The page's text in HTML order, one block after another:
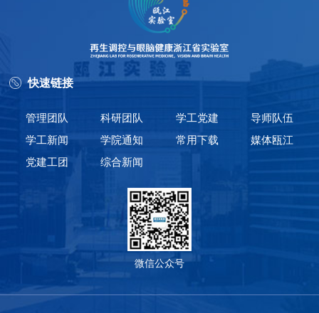
快速链接
管理团队 科研团队 学工党建
导师队伍
学工新闻
学院通知 常用下载
媒体瓯江
党建工团
综合新闻
微信公众号